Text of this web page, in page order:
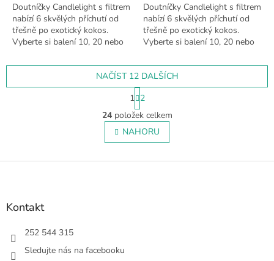
Doutníčky Candlelight s filtrem
nabízí 6 skvělých příchutí od
třešně po exotický kokos.
Vyberte si balení 10, 20 nebo
Doutníčky Candlelight s filtrem
nabízí 6 skvělých příchutí od
třešně po exotický kokos.
Vyberte si balení 10, 20 nebo
O
v
l
á
NAČÍST 12 DALŠÍCH
S
t
r
á
n
k
v
1 2
24položek celkem
NAHORU
Z
Kontakt
252 544 315
Sledujte nás na facebooku